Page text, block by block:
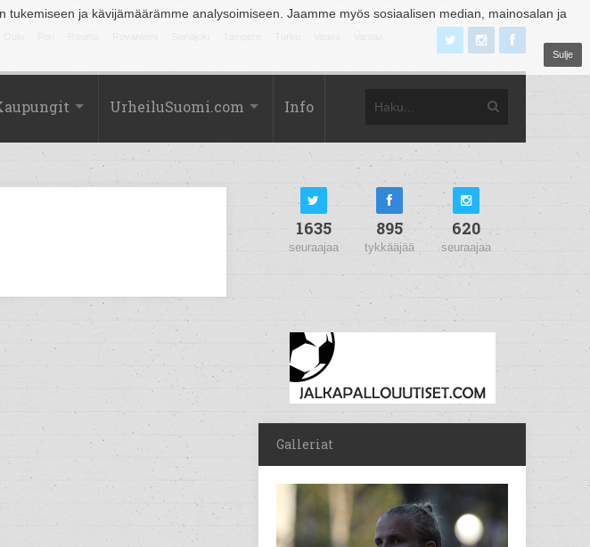
ja kävijämäärämme analysoimiseen. Jaamme myös sosiaalisen median, mainosalan ja
Sulje
UrheiluSuomi.com Info
1635
seuraajaa
895
tykkääjää
620
seuraajaa
Galleriat